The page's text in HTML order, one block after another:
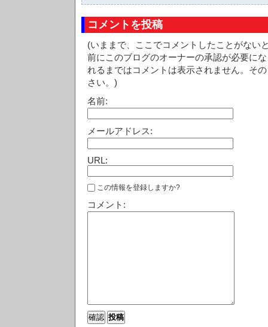
コメントを投稿
(いままで、ここでコメントしたことがない
前にこのブログのオーナーの承認が必要に
れるまではコメントは表示されません。そ
さい。)
名前:
メールアドレス:
URL:
この情報を登録しますか?
コメント: